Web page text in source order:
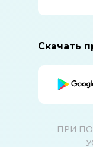
Скачать
ПРИ